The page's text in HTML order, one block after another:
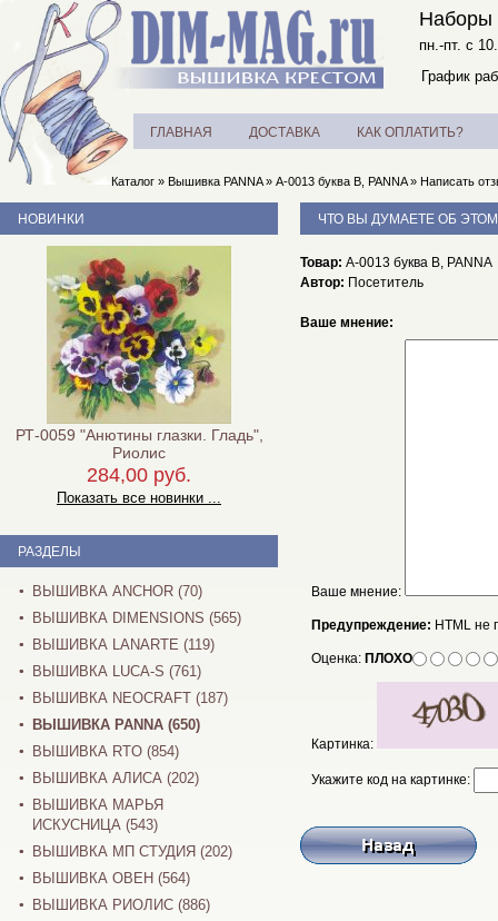
Наборы
пн.-пт. с
График
ГЛАВНАЯ ДОСТАВКА КАК ОПЛАТИТЬ?
Каталог » Вышивка PANNA» А-0013 буква В, PANNA» Написать
ЧТО ВЫ ДУМАЕТЕ ОБ
Товар: А-0013 буква В, PANNA
Автор: Посетитель
Ваше мнение:
Ваше мнение:
Предупреждение: HTML не
Оценка: ПЛОХО
Картинка:
Укажите код на картинке:
НОВИНКИ
РТ-0059 "Анютины глазки. Гладь",
Риолис
284,00 руб.
Показать все новинки ...
РАЗДЕЛЫ
ВЫШИВКА ANCHOR (70)
ВЫШИВКА DIMENSIONS (565)
ВЫШИВКА LANARTE (119)
ВЫШИВКА LUCA-S (761)
ВЫШИВКА NEOCRAFT (187)
ВЫШИВКА PANNA (650)
ВЫШИВКА RTO (854)
ВЫШИВКА АЛИСА (202)
ВЫШИВКА МАРЬЯ
ИСКУСНИЦА (543)
ВЫШИВКА МП СТУДИЯ (202)
ВЫШИВКА ОВЕН (564)
ВЫШИВКА РИОЛИС (886)